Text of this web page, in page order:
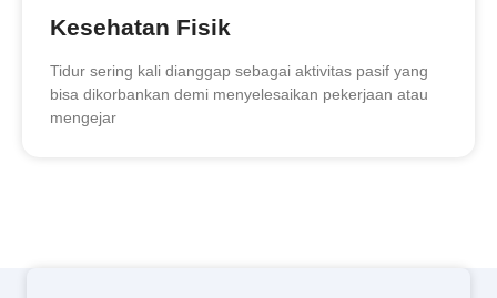
Kesehatan Fisik
Tidur sering kali dianggap sebagai aktivitas pasif yang
bisa dikorbankan demi menyelesaikan pekerjaan atau
mengejar